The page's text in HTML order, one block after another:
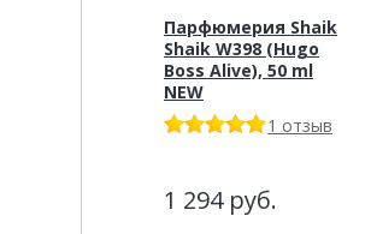
Парфюмерия Shaik
Shaik W398 (Hugo
Boss Alive), 50 ml
NEW
1 отзыв
1 294 руб.